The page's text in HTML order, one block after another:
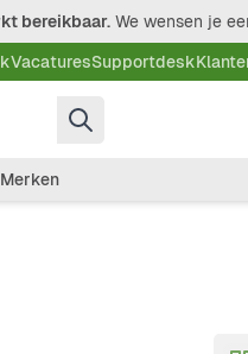
bereikbaar. We wensen je
VacaturesSupportdesk
Merken